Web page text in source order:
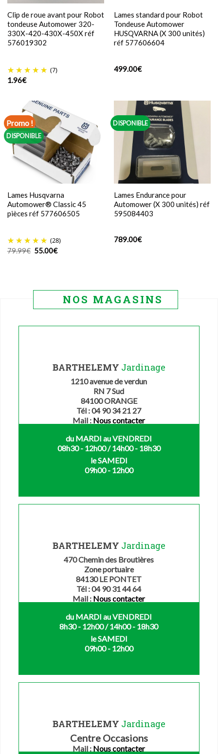
Clip de roue avant pour Robot
tondeuse Automower 320-
330X-420-430X-450X réf
576019302
(7)
1.96€
Lames standard pour Robot
Tondeuse Automower
HUSQVARNA (X 300 unités)
réf 577606604
499.00€
Promo !
DISPONIBLE
Lames Husqvarna
Automower® Classic 45
pièces réf 577606505
(28)
79.99€ Le
prix
55.00€Le
prix
DISPONIBLE
Lames Endurance pour
Automower (X 300 unités) réf
595084403
789.00€
NOS MAGASINS
BARTHELEMY Jardinage
1210 avenue de verdun
RN 7 Sud
84100 ORANGE
Tél : 04 90 34 21 27
Mail : Nous contacter
du MARDI au VENDREDI
08h30 - 12h00 / 14h00 - 18h30
le SAMEDI
09h00 - 12h00
BARTHELEMY Jardinage
470 Chemin des Broutières
Zone portuaire
84130 LE PONTET
Tél : 04 90 31 44 64
Mail : Nous contacter
du MARDI au VENDREDI
8h30 - 12h00 / 14h00 - 18h30
le SAMEDI
09h00 - 12h00
BARTHELEMY Jardinage
Centre Occasions
Mail : Nous contacter